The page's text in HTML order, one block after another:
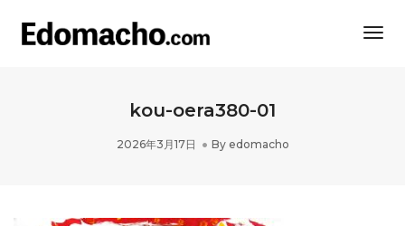
kou-oera380-01
2026年3月17日 By edomacho